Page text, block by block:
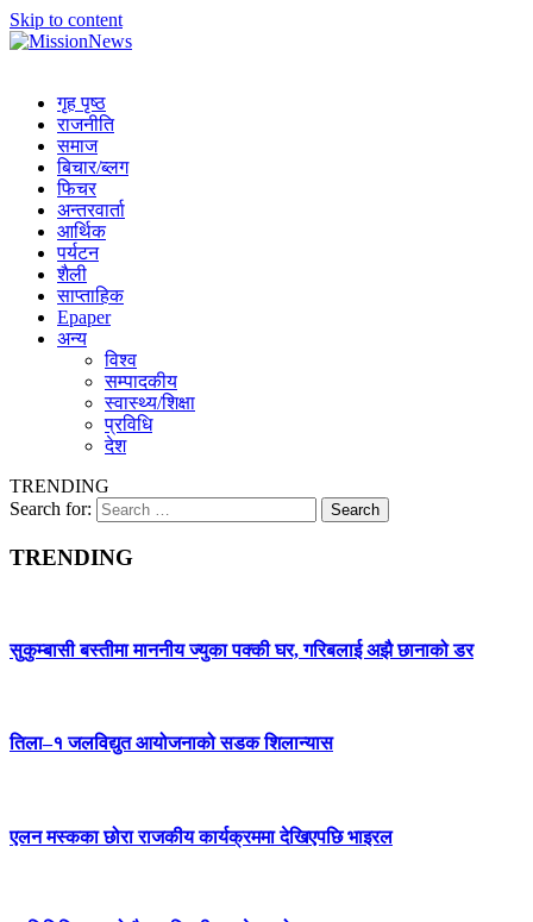
Skip to content
गृह पृष्ठ
राजनीति
समाज
बिचार/ब्लग
फिचर
अन्तरवार्ता
आर्थिक
पर्यटन
शैली
साप्ताहिक
Epaper
अन्य
विश्व
सम्पादकीय
स्वास्थ्य/शिक्षा
प्रविधि
देश
TRENDING
Search for:
TRENDING
सुकुम्बासी बस्तीमा माननीय ज्युका पक्की घर, गरिबलाई अझै छानाको डर
तिला–१ जलविद्युत आयोजनाको सडक शिलान्यास
एलन मस्कका छोरा राजकीय कार्यक्रममा देखिएपछि भाइरल